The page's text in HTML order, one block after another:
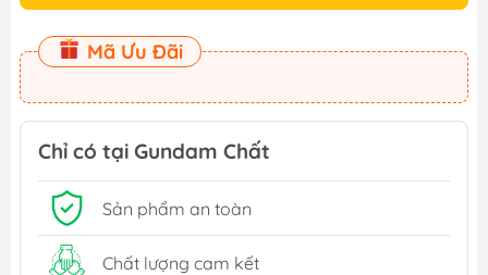
Mã Ưu Đãi
Chỉ có tại Gundam Chất
Sản phẩm an toàn
Chất lượng cam kết